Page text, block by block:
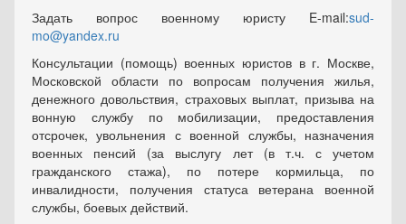
Задать вопрос военному юристу E-mail:sud-
mo@yandex.ru
Консультации (помощь) военных юристов в г. Москве,
Московской области по вопросам получения жилья,
денежного довольствия, страховых выплат, призыва на
вонную службу по мобилизации, предоставления
отсрочек, увольнения с военной службы, назначения
военных пенсий (за выслугу лет (в т.ч. с учетом
гражданского стажа), по потере кормильца, по
инвалидности, получения статуса ветерана военной
службы, боевых действий.